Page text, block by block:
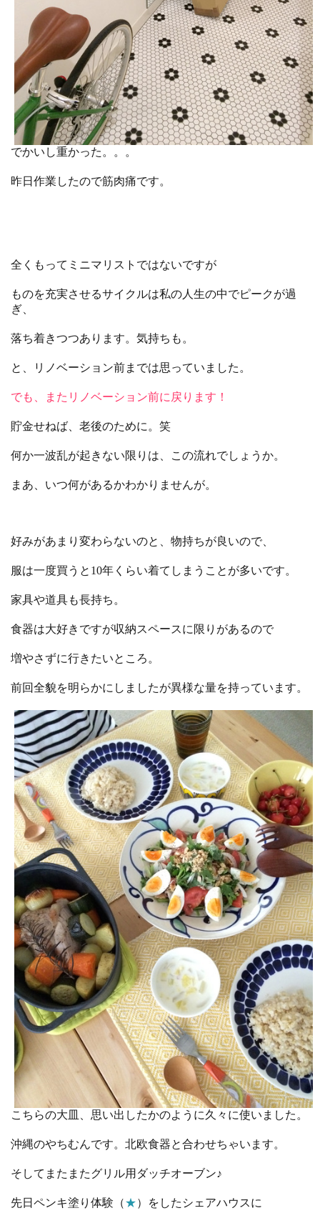
でかいし重かった。。。
昨日作業したので筋肉痛です。
全くもってミニマリストではないですが
ものを充実させるサイクルは私の人生の中でピークが過
ぎ、
落ち着きつつあります。気持ちも。
と、リノベーション前までは思っていました。
でも、またリノベーション前に戻ります！
貯金せねば、老後のために。笑
何か一波乱が起きない限りは、この流れでしょうか。
まあ、いつ何があるかわかりませんが。
好みがあまり変わらないのと、物持ちが良いので、
服は一度買うと10年くらい着てしまうことが多いです。
家具や道具も長持ち。
食器は大好きですが収納スペースに限りがあるので
増やさずに行きたいところ。
前回全貌を明らかにしましたが異様な量を持っています。
こちらの大皿、思い出したかのように久々に使いました。
沖縄のやちむんです。北欧食器と合わせちゃいます。
そしてまたまたグリル用ダッチオーブン♪
先日ペンキ塗り体験（★）をしたシェアハウスに